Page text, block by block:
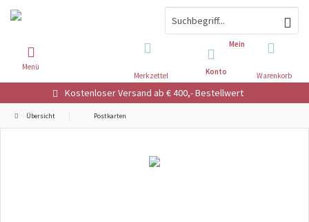
Kostenloser Versand ab € 400,- Bestellwert
Warenkorb
Merkzettel
Mein
Konto
Menü
Übersicht Postkarten